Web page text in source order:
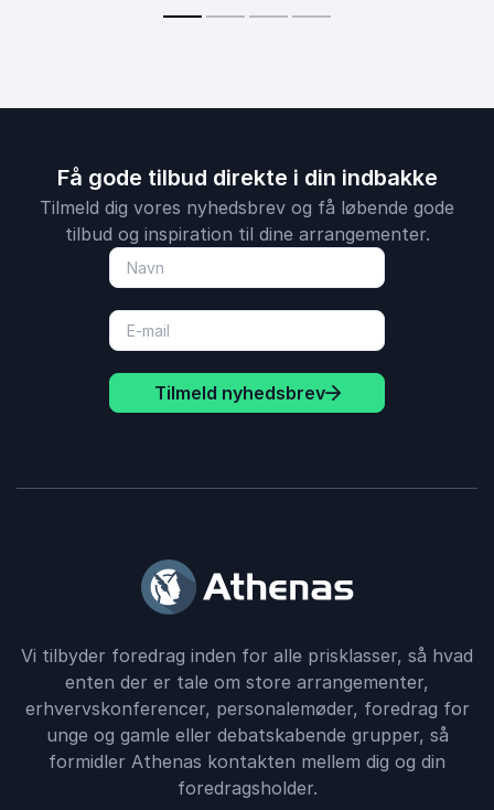
Få gode tilbud direkte i din indbakke
Tilmeld dig vores nyhedsbrev og få løbende gode
tilbud og inspiration til dine arrangementer.
Tilmeld nyhedsbrev
Vi tilbyder foredrag inden for alle prisklasser, så hvad
enten der er tale om store arrangementer,
erhvervskonferencer, personalemøder, foredrag for
unge og gamle eller debatskabende grupper, så
formidler Athenas kontakten mellem dig og din
foredragsholder.